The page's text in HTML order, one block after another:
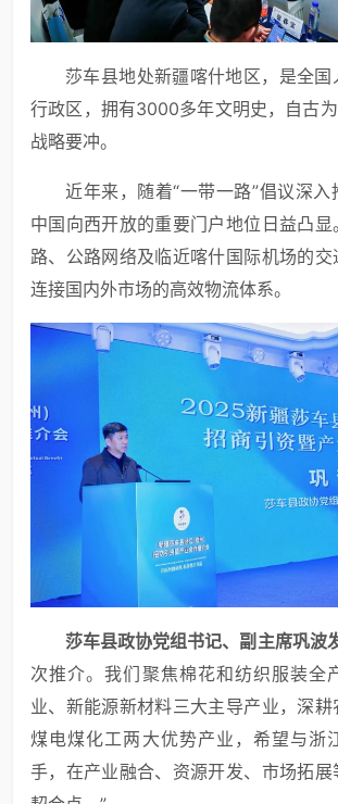
莎车县地处新疆喀什地区，是全国
行政区，拥有3000多年文明史，自古为
战略要冲。
近年来，随着“一带一路”倡议深
中国向西开放的重要门户地位日益凸
路、公路网络及临近喀什国际机场的
连接国内外市场的高效物流体系。
莎车县政协党组书记、副主席巩波
次推介。我们聚焦棉花和纺织服装全
业、新能源新材料三大主导产业，深耕
煤电煤化工两大优势产业，希望与浙
手，在产业融合、资源开发、市场拓